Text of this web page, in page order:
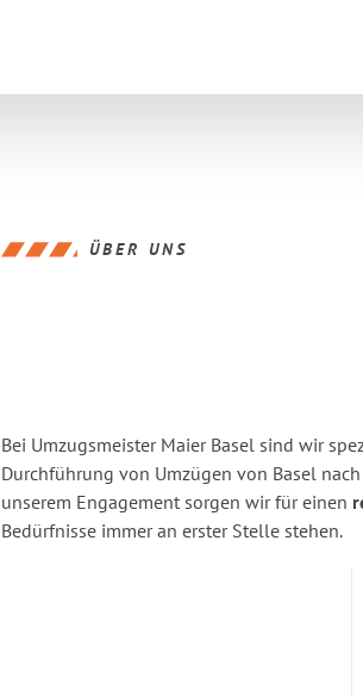
ÜBER UNS
Bei Umzugsmeister Maier Basel sind wir
Durchführung von Umzügen von Basel
unserem Engagement sorgen wir für einen
Bedürfnisse immer an erster Stelle stehen.